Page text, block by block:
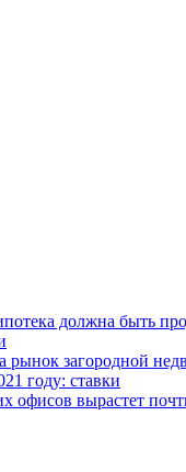
должна быть
рынок загородной
году: ставки
офисов вырастет